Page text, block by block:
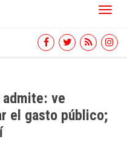
Toggle
ve
el gasto público;